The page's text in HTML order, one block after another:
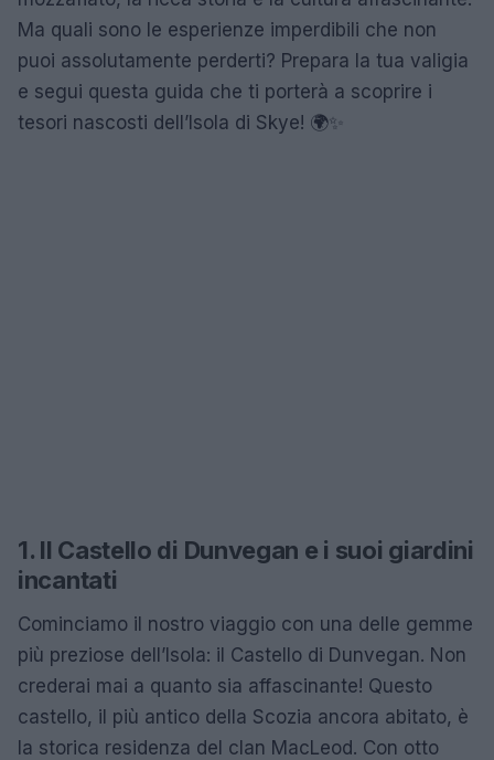
Ma quali sono le esperienze imperdibili che non
puoi assolutamente perderti? Prepara la tua valigia
e segui questa guida che ti porterà a scoprire i
tesori nascosti dell’Isola di Skye! 🌍✨
1. Il Castello di Dunvegan e i suoi giardini
incantati
Cominciamo il nostro viaggio con una delle gemme
più preziose dell’Isola: il Castello di Dunvegan. Non
crederai mai a quanto sia affascinante! Questo
castello, il più antico della Scozia ancora abitato, è
la storica residenza del clan MacLeod. Con otto